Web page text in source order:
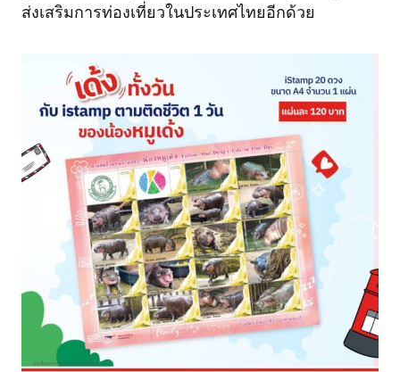
ส่งเสริมการท่องเที่ยวในประเทศไทยอีกด้วย